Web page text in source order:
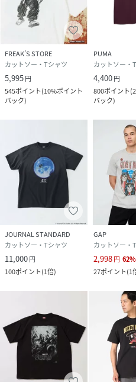
FREAK’S STORE
カットソー・Tシャツ
5,995円
545ポイント(10%ポイント
バック)
PUMA
カットソー・
4,400円
800ポイント(
バック)
JOURNAL STANDARD
カットソー・Tシャツ
11,000円
100ポイント(1倍)
GAP
カットソー・
2,998円 62%
27ポイント(1